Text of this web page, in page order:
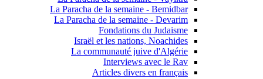
La Paracha de la semaine - Bemidbar
La Paracha de la semaine - Devarim
Fondations du Judaisme
Israël et les nations, Noachides
La communauté juive d'Algérie
Interviews avec le Rav
Articles divers en français